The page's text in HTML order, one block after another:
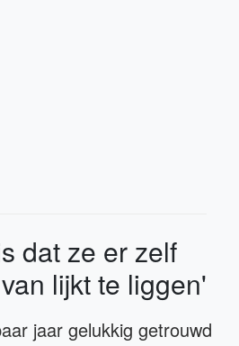
dat ze er zelf
lijkt te liggen'
jaar gelukkig getrouwd